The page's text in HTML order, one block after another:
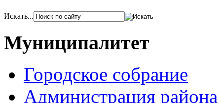
Искать...
Муниципалитет
Городское собрание
Администрация района